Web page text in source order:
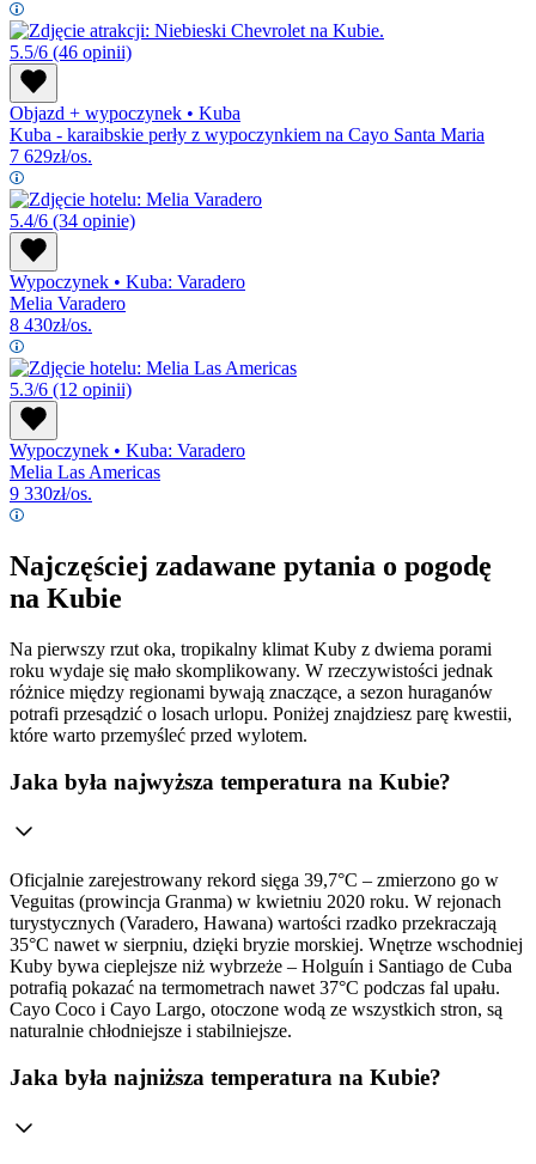
5.5/6 (46 opinii)
Objazd + wypoczynek • Kuba
Kuba - karaibskie perły z wypoczynkiem na Cayo Santa Maria
7 629zł/os.
5.4/6 (34 opinie)
Wypoczynek • Kuba: Varadero
Melia Varadero
8 430zł/os.
5.3/6 (12 opinii)
Wypoczynek • Kuba: Varadero
Melia Las Americas
9 330zł/os.
Najczęściej zadawane pytania o pogodę
na Kubie
Na pierwszy rzut oka, tropikalny klimat Kuby z dwiema porami
roku wydaje się mało skomplikowany. W rzeczywistości jednak
różnice między regionami bywają znaczące, a sezon huraganów
potrafi przesądzić o losach urlopu. Poniżej znajdziesz parę kwestii,
które warto przemyśleć przed wylotem.
Jaka była najwyższa temperatura na Kubie?
Oficjalnie zarejestrowany rekord sięga 39,7°C – zmierzono go w
Veguitas (prowincja Granma) w kwietniu 2020 roku. W rejonach
turystycznych (Varadero, Hawana) wartości rzadko przekraczają
35°C nawet w sierpniu, dzięki bryzie morskiej. Wnętrze wschodniej
Kuby bywa cieplejsze niż wybrzeże – Holguín i Santiago de Cuba
potrafią pokazać na termometrach nawet 37°C podczas fal upału.
Cayo Coco i Cayo Largo, otoczone wodą ze wszystkich stron, są
naturalnie chłodniejsze i stabilniejsze.
Jaka była najniższa temperatura na Kubie?